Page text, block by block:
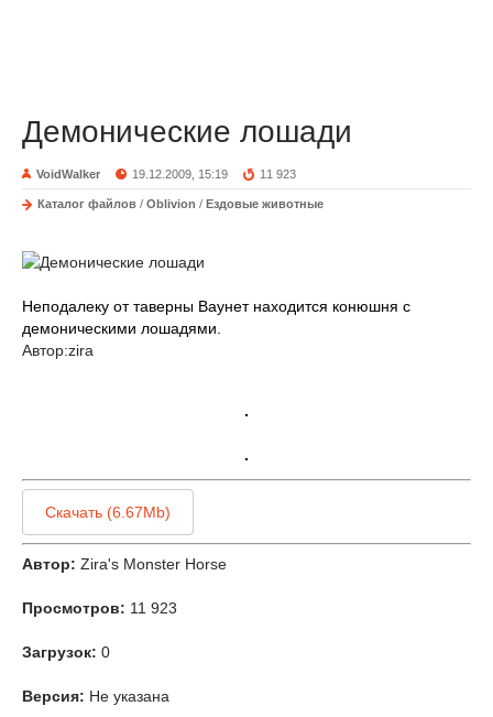
Демонические лошади
VoidWalker 19.12.2009, 15:19 11 923
Каталог файлов / Oblivion / Ездовые животные
Неподалеку от таверны Ваунет находится конюшня с
демоническими лошадями.
Автор:zira
Скачать (6.67Mb)
Автор: Zira's Monster Horse
Просмотров: 11 923
Загрузок: 0
Версия: Не указана